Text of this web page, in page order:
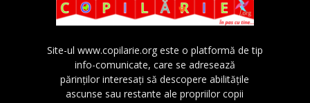
Site-ul www.copilarie.org este o platformă de tip
info-comunicate, care se adresează
părinţilor interesaţi să descopere abilităţile
ascunse sau restante ale propriilor copii